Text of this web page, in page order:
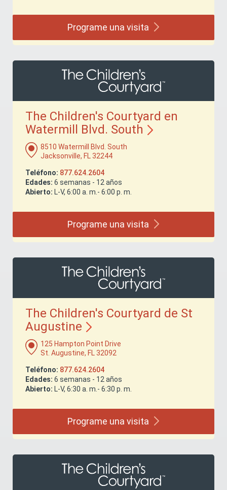
Programe una visita
The Children's Courtyard en
Watermill Blvd. South
8510 Watermill Blvd. South
Jacksonville, FL 32244
Teléfono: 877.624.2604
Edades: 6 semanas - 12 años
Abierto: L-V, 6:00 a. m.- 6:00 p. m.
Programe una visita
The Children's Courtyard de St
Augustine
125 Hampton Point Drive
St. Augustine, FL 32092
Teléfono: 877.624.2604
Edades: 6 semanas - 12 años
Abierto: L-V, 6:30 a. m.- 6:30 p. m.
Programe una visita